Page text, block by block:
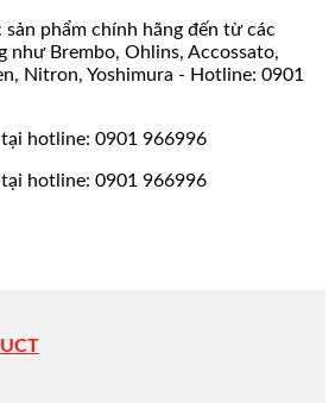
sản phẩm chính hãng đến từ các
như Brembo, Ohlins, Accossato,
Nitron, Yoshimura - Hotline: 0901
hotline: 0901 966996
hotline: 0901 966996